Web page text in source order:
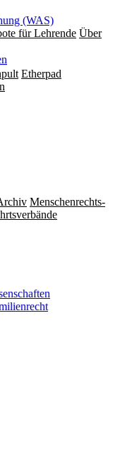
(WAS)
für Lehrende Über
Etherpad
Men­schen­rechts­